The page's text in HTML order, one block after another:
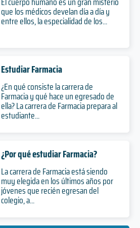
que los médicos develan día a día y
entre ellos, la especialidad de los...
Estudiar Farmacia
¿En qué consiste la carrera de
Farmacia y qué hace un egresado de
ella? La carrera de Farmacia prepara al
estudiante...
¿Por qué estudiar Farmacia?
La carrera de Farmacia está siendo
muy elegida en los últimos años por
jóvenes que recién egresan del
colegio, a...